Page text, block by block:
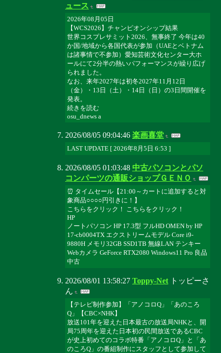
ュース
2026年08月05日
【WCS2026】チャンピオンシップ結果
世界コスプレサミット2026、無事終了 今年は40
か国/地域から各国代表が参加（UAEとベトナム
は諸事情で不参加）愛知芸術文化センター大ホ
ールにて2分半の熱いパフォーマンスが繰り広げ
られました。
なお、来年2027年は初冬2027年11月12日
（金）・13日（土）・14日（日）の3日間開催を
発表。
続きを読む
osu_dnews a
2026/08/05 09:04:46 楽画喜堂
LAST UPDATE [ 2026年8月5日 6:53 ]
2026/08/05 01:03:48 中古パソコンとパソ
コンパーツの通販ショップＧＥＮＯ
⏰ タイムセール【21:00～カートに追加すると対
象商品○○○○円引きに！】
こちらをクリック！ こちらをクリック！
HP
ノートパソコン HP 17.3型 フルHD OMEN by HP
17-cb0004TX エクストリームモデル Core i9-
9880H メモリ32GB SSD1TB 無線LAN テンキー
Webカメラ GeForce RTX2080 Windows11 Pro 良品
中古
2026/08/01 13:58:27 Toppy-Net トッピーさ
ん
【テレビ制作参加】「アノコロQ」「あのころ
Q」【CBC×NHK】
放送101年を迎えた日本最古の放送局NHKと、開
局75周年を迎えた日本初の民間放送であるCBC
が史上初めてのコラボ特番「アノコロQ」と「あ
のころQ」の番組制作にスタッフとして参加して